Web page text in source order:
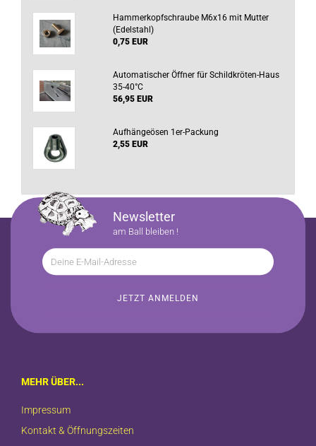
Hammerkopfschraube M6x16 mit Mutter
(Edelstahl)
0,75 EUR
Automatischer Öffner für Schildkröten-Haus
35-40°C
56,95 EUR
Aufhängeösen 1er-Packung
2,55 EUR
Newsletter
am Ball bleiben !
MEHR ÜBER...
Impressum
Kontakt & Öffnungszeiten